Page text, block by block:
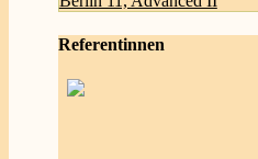
Referentinnen